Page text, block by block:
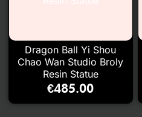
Dragon Ball Yi Shou
Chao Wan Studio Broly
Resin Statue
€485.00